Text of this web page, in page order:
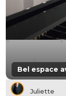
Bel espace
Juliette